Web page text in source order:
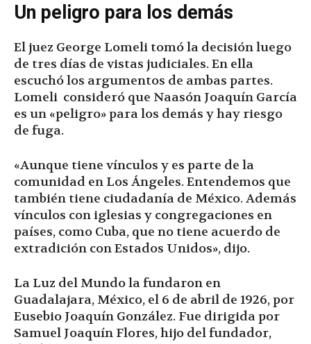
Un peligro para los demás
El juez George Lomeli tomó la decisión luego
de tres días de vistas judiciales. En ella
escuchó los argumentos de ambas partes.
Lomeli consideró que Naasón Joaquín García
es un «peligro» para los demás y hay riesgo
de fuga.
«Aunque tiene vínculos y es parte de la
comunidad en Los Ángeles. Entendemos que
también tiene ciudadanía de México. Además
vínculos con iglesias y congregaciones en
países, como Cuba, que no tiene acuerdo de
extradición con Estados Unidos», dijo.
La Luz del Mundo la fundaron en
Guadalajara, México, el 6 de abril de 1926, por
Eusebio Joaquín González. Fue dirigida por
Samuel Joaquín Flores, hijo del fundador,